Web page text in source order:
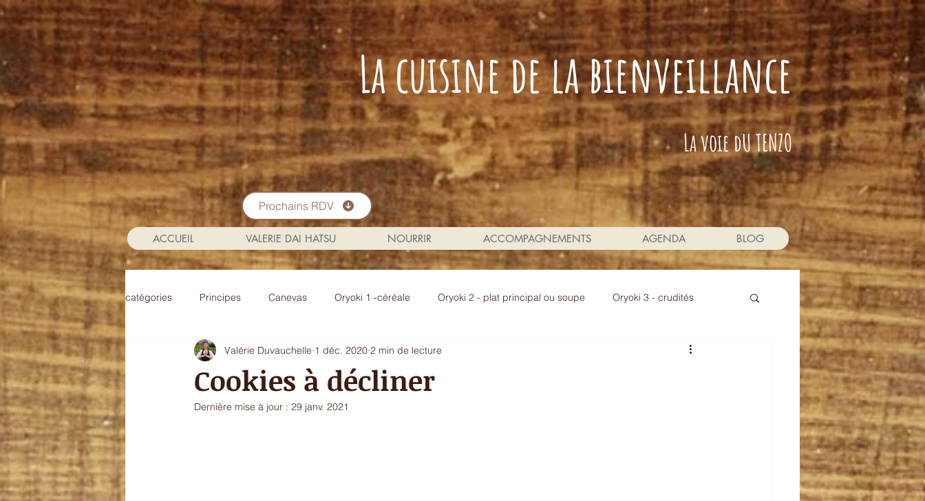
La cuisine de la bienveillance
La voie dU TENZO
Prochains RDV
ACCUEIL VALERIE DAI HATSU NOURRIR ACCOMPAGNEMENTS AGENDA BLOG
catégories Principes Canevas Oryoki 1 -céréale Oryoki 2 - plat principal ou soupe Oryoki 3 - crudités
Oryoki 4 - plat composé Oryoki 5 - entrée chic ou dessert
le goût de l'automne La douceur de l'hiver
Cookies à décliner
Valérie Duvauchelle 1 déc. 2020 2 min de lecture
Dernière mise à jour : 29 janv. 2021